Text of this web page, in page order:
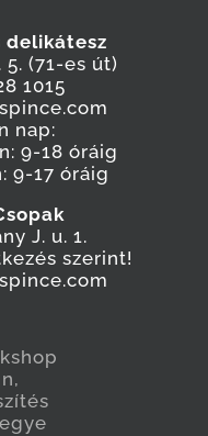
delikátesz
(71-es út)
1015
nap:
9-18 óráig
9-17 óráig
J. u. 1.
szerint!